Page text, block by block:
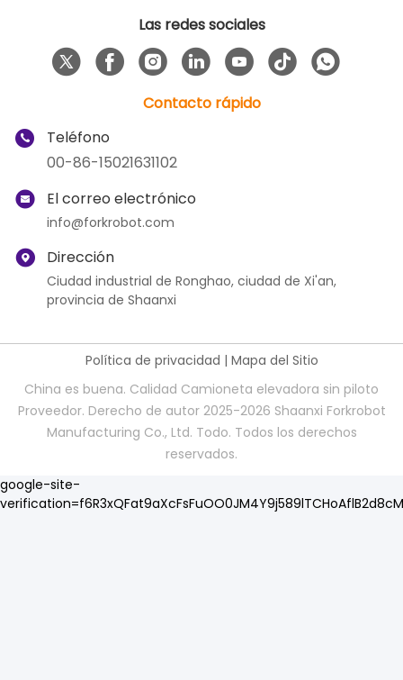
Las redes sociales
Contacto rápido
Teléfono
00-86-15021631102
El correo electrónico
info@forkrobot.com
Dirección
Ciudad industrial de Ronghao, ciudad de Xi'an,
provincia de Shaanxi
Política de privacidad | Mapa del Sitio
China es buena. Calidad Camioneta elevadora sin piloto
Proveedor. Derecho de autor 2025-2026 Shaanxi Forkrobot
Manufacturing Co., Ltd. Todo. Todos los derechos
reservados.
google-site-
verification=f6R3xQFat9aXcFsFuOO0JM4Y9j589lTCHoAflB2d8cM